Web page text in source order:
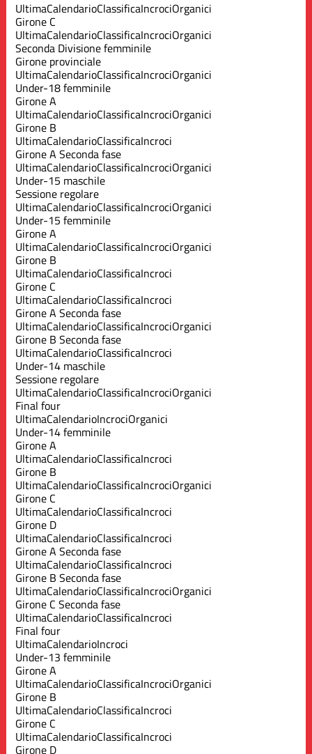
UltimaCalendarioClassificaIncrociOrganici
Girone C
UltimaCalendarioClassificaIncrociOrganici
Seconda Divisione femminile
Girone provinciale
UltimaCalendarioClassificaIncrociOrganici
Under-18 femminile
Girone A
UltimaCalendarioClassificaIncrociOrganici
Girone B
UltimaCalendarioClassificaIncroci
Girone A Seconda fase
UltimaCalendarioClassificaIncrociOrganici
Under-15 maschile
Sessione regolare
UltimaCalendarioClassificaIncrociOrganici
Under-15 femminile
Girone A
UltimaCalendarioClassificaIncrociOrganici
Girone B
UltimaCalendarioClassificaIncroci
Girone C
UltimaCalendarioClassificaIncroci
Girone A Seconda fase
UltimaCalendarioClassificaIncrociOrganici
Girone B Seconda fase
UltimaCalendarioClassificaIncroci
Under-14 maschile
Sessione regolare
UltimaCalendarioClassificaIncrociOrganici
Final four
UltimaCalendarioIncrociOrganici
Under-14 femminile
Girone A
UltimaCalendarioClassificaIncroci
Girone B
UltimaCalendarioClassificaIncrociOrganici
Girone C
UltimaCalendarioClassificaIncroci
Girone D
UltimaCalendarioClassificaIncroci
Girone A Seconda fase
UltimaCalendarioClassificaIncroci
Girone B Seconda fase
UltimaCalendarioClassificaIncrociOrganici
Girone C Seconda fase
UltimaCalendarioClassificaIncroci
Final four
UltimaCalendarioIncroci
Under-13 femminile
Girone A
UltimaCalendarioClassificaIncrociOrganici
Girone B
UltimaCalendarioClassificaIncroci
Girone C
UltimaCalendarioClassificaIncroci
Girone D